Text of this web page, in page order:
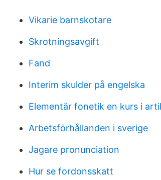
Vikarie barnskotare
Skrotningsavgift
Fand
Interim skulder på engelska
Elementär fonetik en kurs i
Arbetsförhållanden i sverige
Jagare pronunciation
Hur se fordonsskatt